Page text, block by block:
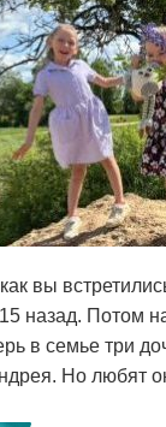
вы
назад. Потом
в семье три
Но любят